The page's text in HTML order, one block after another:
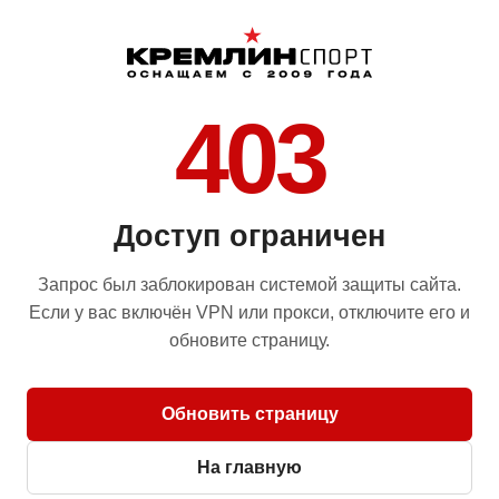
403
Доступ ограничен
Запрос был заблокирован системой защиты сайта.
Если у вас включён VPN или прокси, отключите его и
обновите страницу.
Обновить страницу
На главную